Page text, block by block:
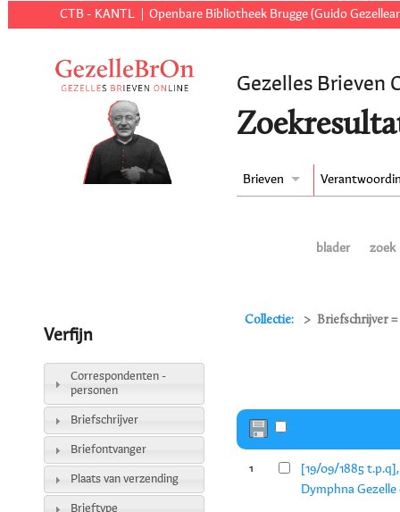
CTB - KANTL Openbare Bibliotheek Brugge (Guido
Gezelles Brieven
Brieven
blader zoek
Collectie: Briefschrijver =
1
[19/09/1885
Dymphna Gezelle
Verfijn
Correspondenten -
personen
Briefschrijver
Briefontvanger
Plaats van verzending
Brieftype